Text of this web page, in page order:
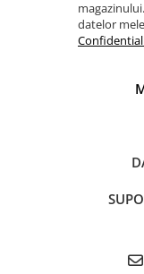
datelor